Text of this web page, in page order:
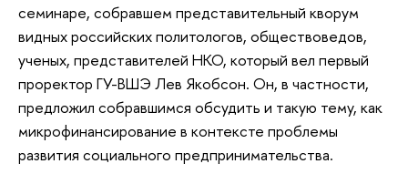
семинаре, собравшем представительный кворум
видных российских политологов, обществоведов,
ученых, представителей НКО, который вел первый
проректор ГУ-ВШЭ Лев Якобсон. Он, в частности,
предложил собравшимся обсудить и такую тему, как
микрофинансирование в контексте проблемы
развития социального предпринимательства.